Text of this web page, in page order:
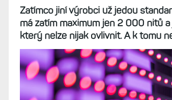
Zatímco jiní výrobci už jedou
má zatím maximum jen 2 000 nitů
který nelze nijak ovlivnit. A k tomu